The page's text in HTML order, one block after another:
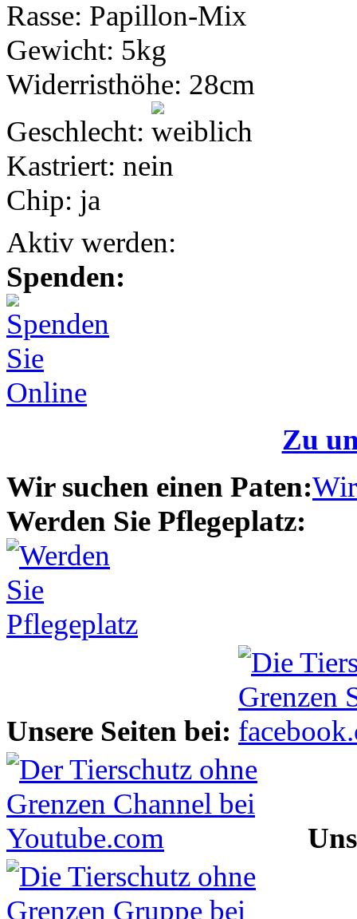
Rasse: Papillon-Mix
Gewicht: 5kg
Widerristhöhe: 28cm
Geschlecht:
Kastriert: nein
Chip: ja
Aktiv werden:
Spenden:
Zu
Wir suchen einen Paten:
Werden Sie Pflegeplatz:
Unsere Seiten bei: